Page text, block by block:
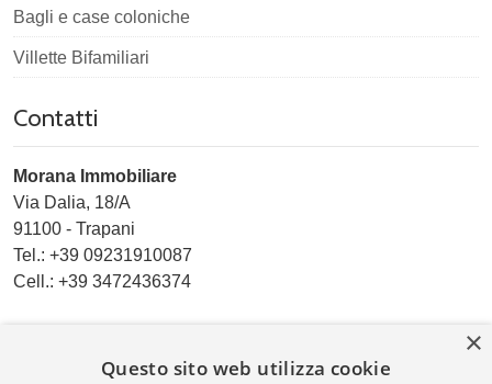
Bagli e case coloniche
Villette Bifamiliari
Contatti
Morana Immobiliare
Via Dalia, 18/A
91100 - Trapani
Tel.: +39 09231910087
Cell.: +39 3472436374
×
Questo sito web utilizza cookie